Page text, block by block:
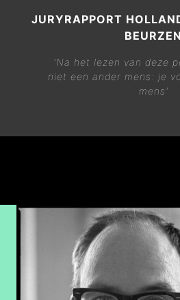
JURYRAPPORT
BEURZEN
'Na het lezen van deze
niet een ander mens: je
mens'